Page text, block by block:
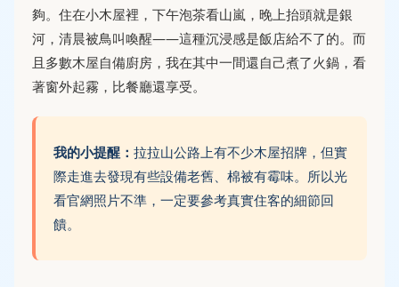
夠。住在小木屋裡，下午泡茶看山嵐，晚上抬頭就是銀
河，清晨被鳥叫喚醒——這種沉浸感是飯店給不了的。而
且多數木屋自備廚房，我在其中一間還自己煮了火鍋，看
著窗外起霧，比餐廳還享受。
我的小提醒： 拉拉山公路上有不少木屋招牌，但實
際走進去發現有些設備老舊、棉被有霉味。所以光
看官網照片不準，一定要參考真實住客的細節回
饋。